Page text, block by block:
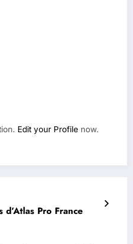
Edit your Profile now.
Pro France